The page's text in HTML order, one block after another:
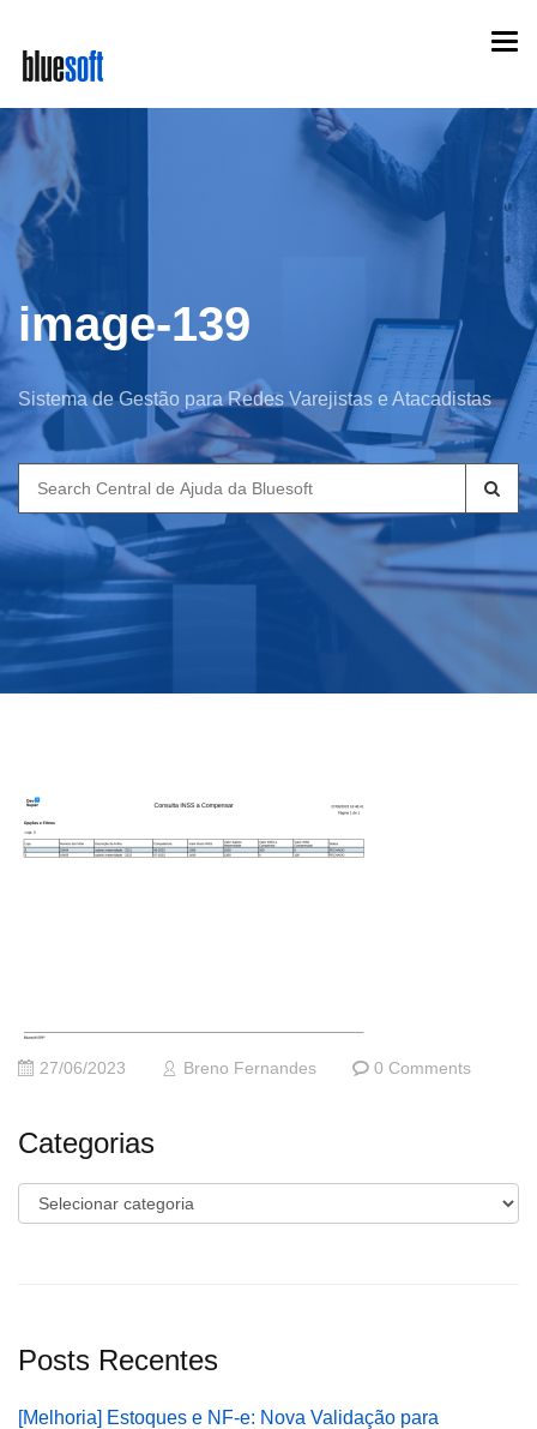
main
content
image-139
Sistema de Gestão para Redes Varejistas e Atacadistas
Search
for:
27/06/2023 Breno Fernandes 0 Comments
Categorias
Categorias
Posts Recentes
[Melhoria] Estoques e NF-e: Nova Validação para